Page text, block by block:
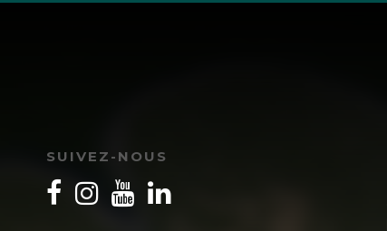
SUIVEZ-NOUS